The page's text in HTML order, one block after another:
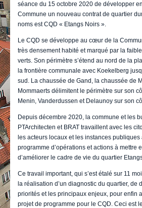
E-guichet / Prendre RDV
Actualités
séance du 15 octobre 2020 de développer
Commune un nouveau contrat de quartier
noms est CQD « Etangs Noirs ».
Le CQD se développe au cœur de la
très densement habité et marqué par la
verts. Son périmètre s’étend au nord de la
la frontière communale avec Koekelberg
sud. La chaussée de Gand, la chaussée de
Mommaerts délimitent le périmètre sur son
Menin, Vanderdussen et Delaunoy sur son
Depuis décembre 2020, la commune et les
PTArchitecten et BRAT travaillent avec les
les acteurs locaux et les instances
programme d’opérations et actions à mettre
d’améliorer le cadre de vie du quartier
Ce travail important, qui s’est étalé sur 11
la réalisation d’un diagnostic du quartier, de
priorités et les principaux enjeux, pour enfin
projet de programme pour le CQD. Ceci est